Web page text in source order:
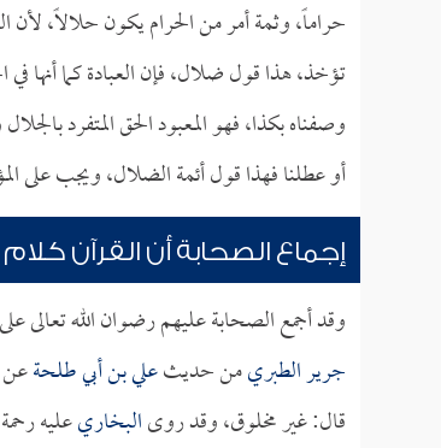
حراماً، وثمة أمر من الحرام يكون حلالاً،
تؤخذ، هذا قول ضلال، فإن العبادة كما أنها
وصفناه بكذا، فهو المعبود الحق المتفرد
أو عطلنا فهذا قول أئمة الضلال، ويجب على
إجماع الصحابة أن القرآن
وقد أجمع الصحابة عليهم رضوان الله
جرير الطبريمن حديثعلي بن أبي طلحة
قال: غير مخلوق، وقد روىالبخاريعليه